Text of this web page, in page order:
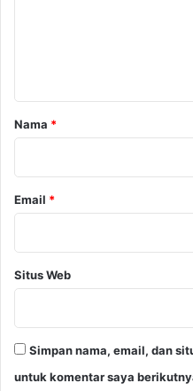
rNama *
Email *
Situs Web
Simpan nama, email, dan
untuk komentar saya